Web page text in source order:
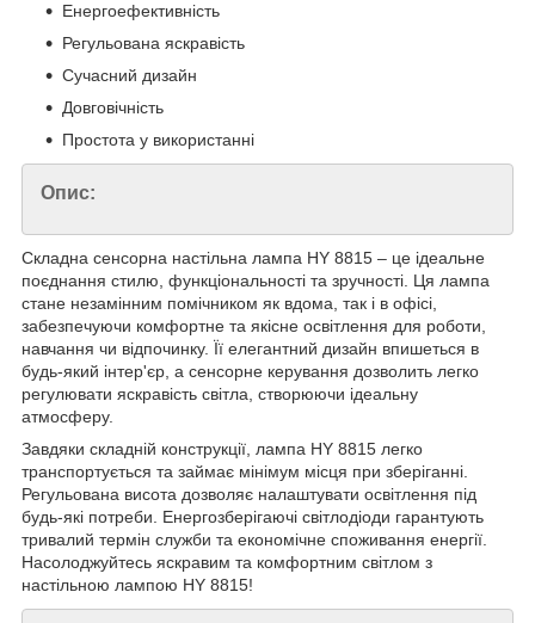
Енергоефективність
Регульована яскравість
Сучасний дизайн
Довговічність
Простота у використанні
Опис:
Складна сенсорна настільна лампа HY 8815 – це ідеальне
поєднання стилю, функціональності та зручності. Ця лампа
стане незамінним помічником як вдома, так і в офісі,
забезпечуючи комфортне та якісне освітлення для роботи,
навчання чи відпочинку. Її елегантний дизайн впишеться в
будь-який інтер'єр, а сенсорне керування дозволить легко
регулювати яскравість світла, створюючи ідеальну
атмосферу.
Завдяки складній конструкції, лампа HY 8815 легко
транспортується та займає мінімум місця при зберіганні.
Регульована висота дозволяє налаштувати освітлення під
будь-які потреби. Енергозберігаючі світлодіоди гарантують
тривалий термін служби та економічне споживання енергії.
Насолоджуйтесь яскравим та комфортним світлом з
настільною лампою HY 8815!